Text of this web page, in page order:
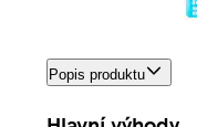
Popis produktu